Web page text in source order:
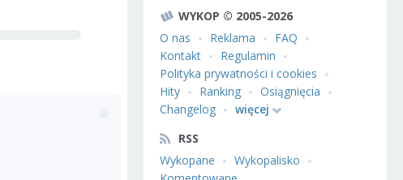
WYKOP © 2005-2026
O nas
Reklama
FAQ
Kontakt
Regulamin
Polityka prywatności i cookies
Hity
Ranking
Osiągnięcia
Changelog
więcej
RSS
Wykopane
Wykopalisko